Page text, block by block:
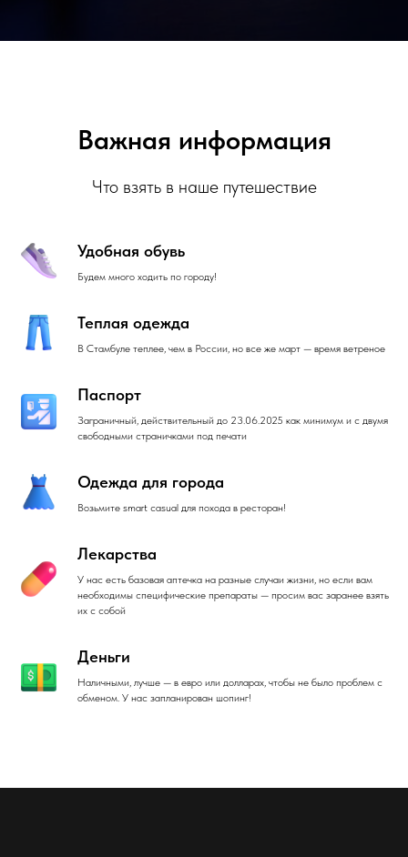
Важная информация
Что взять в наше путешествие
Удобная обувь
Будем много ходить по городу!
Теплая одежда
В Стамбуле теплее, чем в России, но все же март — время ветреное
Паспорт
Заграничный, действительный до 23.06.2025 как минимум и с двумя
свободными страничками под печати
Одежда для города
Возьмите smart casual для похода в ресторан!
Лекарства
У нас есть базовая аптечка на разные случаи жизни, но если вам
необходимы специфические препараты — просим вас заранее взять
их с собой
Деньги
Наличными, лучше — в евро или долларах, чтобы не было проблем с
обменом. У нас запланирован шопинг!